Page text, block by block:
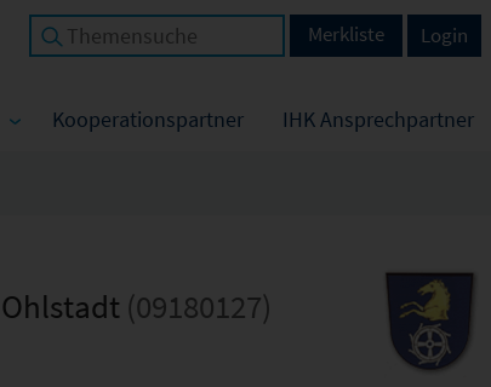
Kooperationspartner IHK Ansprechpartner
Login
Merkliste
Ohlstadt (09180127)